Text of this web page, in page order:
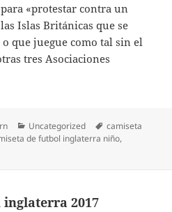
«protestar contra un
Islas Británicas que se
que juegue como tal sin el
tres Asociaciones
Categorías
Uncategorized Etiquetas
camiseta
de futbol inglaterra niño,
inglaterra 2017